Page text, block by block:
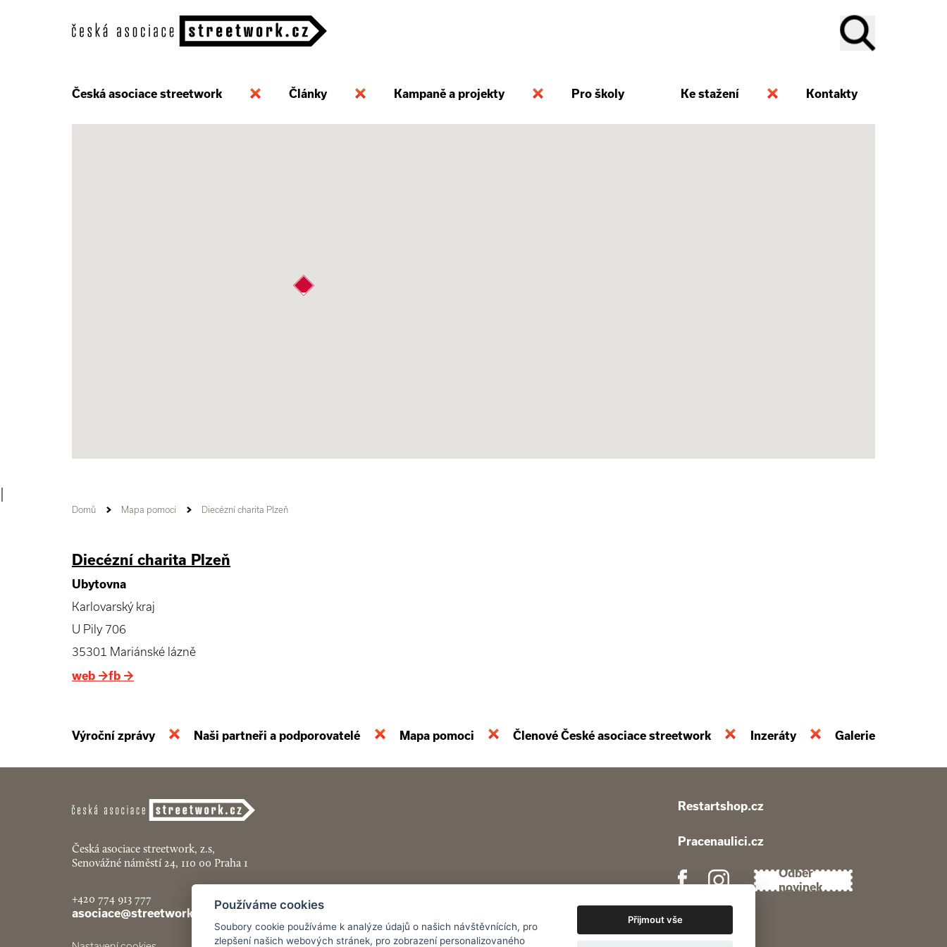
Česká asociace streetwork Články Kampaně a projekty Pro školy Ke stažení Kontakty
Domů Mapa pomoci Diecézní charita Plzeň
Diecézní charita Plzeň
Ubytovna
Karlovarský kraj
U Pily 706
35301 Mariánské lázně
web →fb →
Výroční zprávy Naši partneři a podporovatelé Mapa pomoci Členové České asociace streetwork Inzeráty Galerie
Česká asociace streetwork, z.s,
Senovážné náměstí 24, 110 00 Praha 1
+420 774 913 777
asociace@streetwork.cz
Restartshop.cz
Pracenaulici.cz
Odběr
novinek
Používáme cookies
Soubory cookie používáme k analýze údajů o našich návštěvnících, pro
zlepšení našich webových stránek, pro zobrazení personalizovaného
Přijmout vše